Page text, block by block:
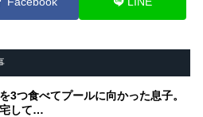
3つ食べてプールに向かった息子。
して…